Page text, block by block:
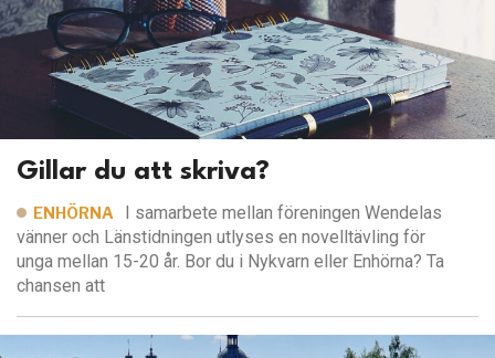
Gillar du att skriva?
ENHÖRNA
I samarbete mellan föreningen Wendelas
vänner och Länstidningen utlyses en novelltävling för
unga mellan 15-20 år. Bor du i Nykvarn eller Enhörna? Ta
chansen att